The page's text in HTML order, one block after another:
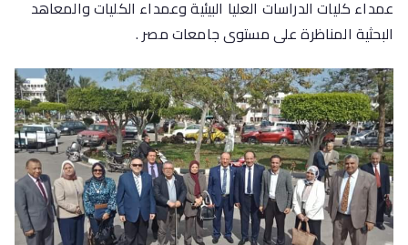
عمداء كليات الدراسات العليا البيئية وعمداء الكليات والمعاهد
البحثية المناظرة على مستوى جامعات مصر .